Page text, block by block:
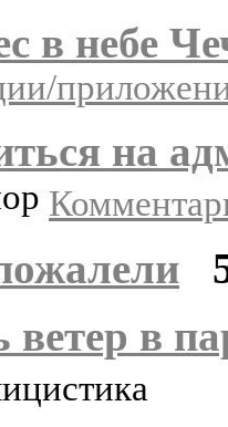
в небе
на
ветер в